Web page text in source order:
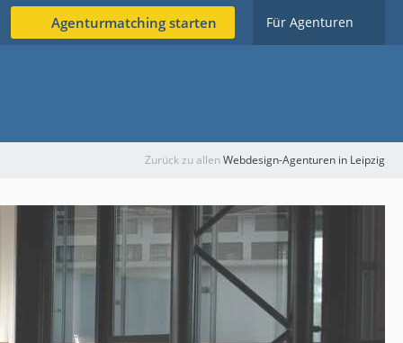
Agenturmatching starten Für Agenturen
Zurück zu allenWebdesign-Agenturen in Leipzig